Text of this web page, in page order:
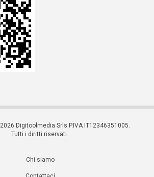
Digitoolmedia Srls P.IVA IT12346351005.
Tutti i diritti riservati.
Chi siamo